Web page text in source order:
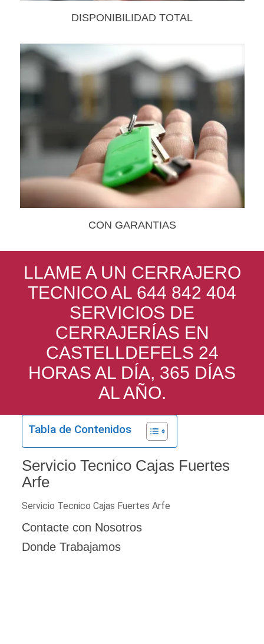
DISPONIBILIDAD TOTAL
CON GARANTIAS
LLAME A UN CERRAJERO
TECNICO AL 644 842 404
SERVICIOS DE
CERRAJERÍAS EN
CASTELLDEFELS 24
HORAS AL DÍA, 365 DÍAS
AL AÑO.
Tabla de Contenidos
Servicio Tecnico Cajas Fuertes
Arfe
Servicio Tecnico Cajas Fuertes Arfe
Contacte con Nosotros
Donde Trabajamos